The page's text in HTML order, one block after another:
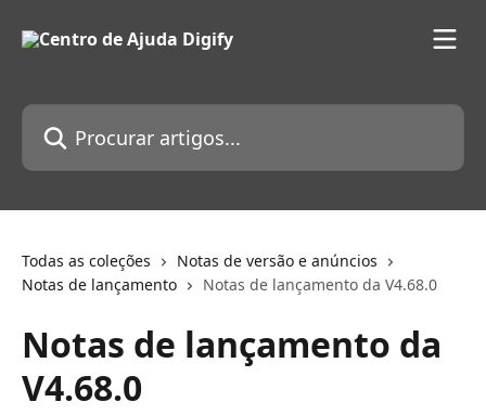
Procurar artigos...
Todas as coleções
Notas de versão e anúncios
Notas de lançamento
Notas de lançamento da V4.68.0
Notas de lançamento da
V4.68.0